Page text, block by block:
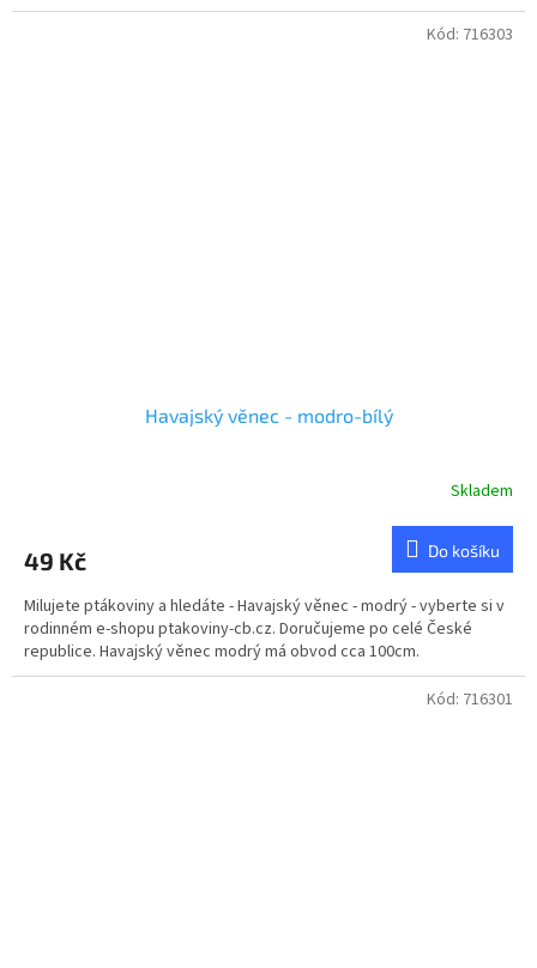
Havajský věnec - modro-bílý
Skladem
49 Kč Do košíku
Milujete ptákoviny a hledáte - Havajský věnec - modrý - vyberte si v
rodinném e-shopu ptakoviny-cb.cz. Doručujeme po celé České
republice. Havajský věnec modrý má obvod cca 100cm.
Kód: 716303
Kód: 716301